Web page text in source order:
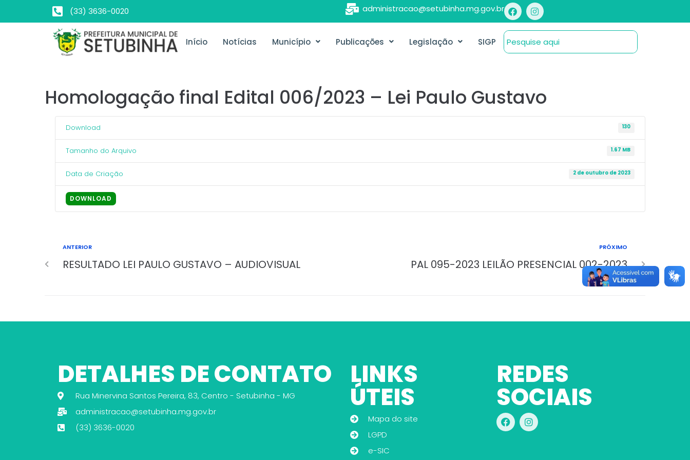
(33) 3636-0020 administracao@setubinha.mg.gov.br
Início Notícias Município Publicações Legislação SIGP
Homologação final Edital 006/2023 – Lei Paulo Gustavo
Download 130
Tamanho do Arquivo 1.67 MB
Data de Criação 2 de outubro de 2023
DOWNLOAD
ANTERIOR
RESULTADO LEI PAULO GUSTAVO – AUDIOVISUAL
PRÓXIMO
PAL 095-2023 LEILÃO PRESENCIAL 002-2023
DETALHES DE CONTATO
Rua Minervina Santos Pereira, 83, Centro - Setubinha - MG
administracao@setubinha.mg.gov.br
(33) 3636-0020
LINKS
ÚTEIS
Mapa do site
LGPD
e-SIC
REDES
SOCIAIS